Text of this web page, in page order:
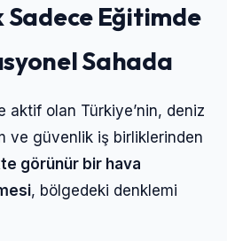
Sadece Eğitimde
Sahada
aktif olan Türkiye’nin, deniz
ve güvenlik iş birliklerinden
görünür bir hava
, bölgedeki denklemi